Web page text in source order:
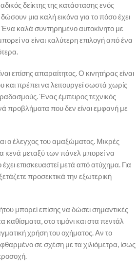
δείκτης της κατάστασης ενός
μια καλή εικόνα για το πόσο έχει
Ένα καλά συντηρημένο αυτοκίνητο με
να είναι καλύτερη επιλογή από ένα
επίσης απαραίτητος. Ο κινητήρας είναι
και πρέπει να λειτουργεί σωστά χωρίς
Ένας έμπειρος τεχνικός
προβλήματα που δεν είναι εμφανή με
ο έλεγχος του αμαξώματος. Μικρές
κενά μεταξύ των πάνελ μπορεί να
έχει επισκευαστεί μετά από ατύχημα. Για
προσεκτικά την εξωτερική
μπορεί επίσης να δώσει σημαντικές
στο τιμόνι και στα πεντάλ
χρήση του οχήματος. Αν το
σε σχέση με τα χιλιόμετρα, ίσως